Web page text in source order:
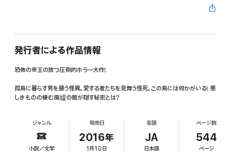
発行者による作品情報
恐怖の帝王の放つ圧倒的ホラー大作!
孤島に暮らす男を襲う怪異。愛する者たちを見舞う怪死。この島には何かがいる! 悪
しきものの棲む廃墟の館が隠す秘密とは?
ジャンル
小説／文学
発売日
2016年
1月10日
言語
JA
日本語
ページ数
544
ページ